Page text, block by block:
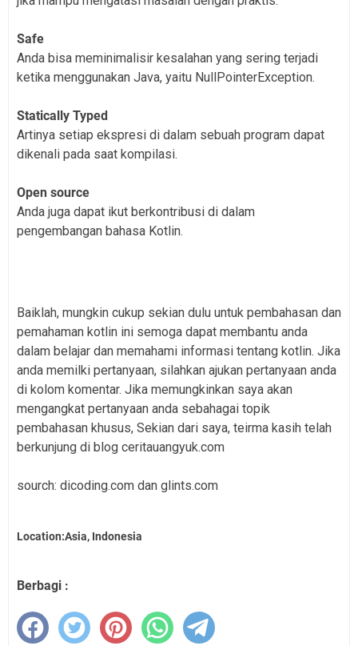
Safe
Anda bisa meminimalisir kesalahan yang sering terjadi
ketika menggunakan Java, yaitu NullPointerException.
Statically Typed
Artinya setiap ekspresi di dalam sebuah program dapat
dikenali pada saat kompilasi.
Open source
Anda juga dapat ikut berkontribusi di dalam
pengembangan bahasa Kotlin.
Baiklah, mungkin cukup sekian dulu untuk pembahasan dan
pemahaman kotlin ini semoga dapat membantu anda
dalam belajar dan memahami informasi tentang kotlin. Jika
anda memilki pertanyaan, silahkan ajukan pertanyaan anda
di kolom komentar. Jika memungkinkan saya akan
mengangkat pertanyaan anda sebahagai topik
pembahasan khusus, Sekian dari saya, teirma kasih telah
berkunjung di blog ceritauangyuk.com
sourch: dicoding.com dan glints.com
Location:Asia, Indonesia
Berbagi :